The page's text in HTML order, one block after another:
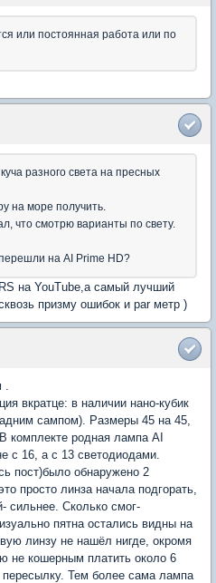
или постоянная работа или по
разного света на пресных
на море получить.
что смотрю варианты по свету.
на AI Prime HD?
на YouTube,а самый лучший
призму ошибок и par метр )
.
вкратце: в наличии нано-кубик
сампом). Размеры 45 на 45,
комплекте родная лампа AI
с 16, а с 13 светодиодами.
пост)было обнаружено 2
просто линза начала подгорать,
сильнее. Сколько смог-
пятна остались видны на
линзу не нашёл нигде, окромя
не кошерным платить около 6
пересылку. Тем более сама лампа